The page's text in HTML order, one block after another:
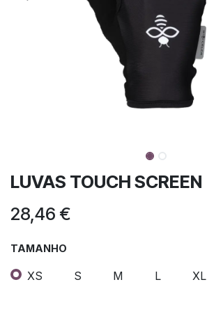
LUVAS TOUCH SCREEN
28,46 €
TAMANHO
XS S M L XL